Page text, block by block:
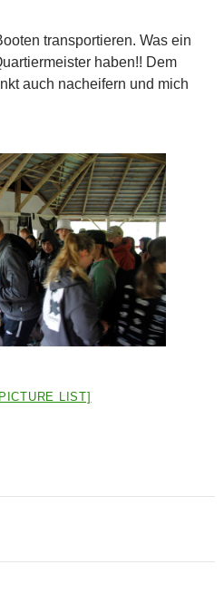
transportieren. Was ein
haben!! Dem
auch nacheifern und mich
LIST]